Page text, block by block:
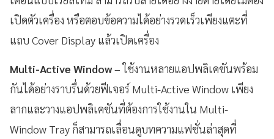
เปิดตัวเครื่อง หรือตอบข้อความได้อย่างรวดเร็วเพียงแตะที่
แถบ Cover Display แล้วเปิดเครื่อง
Multi-Active Window– ใช้งานหลายแอปพลิเคชันพร้อม
กันได้อย่างราบรื่นด้วยฟีเจอร์ Multi-Active Window เพียง
ลากและวางแอปพลิเคชันที่ต้องการใช้งานใน Multi-
Window Tray ก็สามารถเลื่อนดูบทความแฟชั่นล่าสุดที่